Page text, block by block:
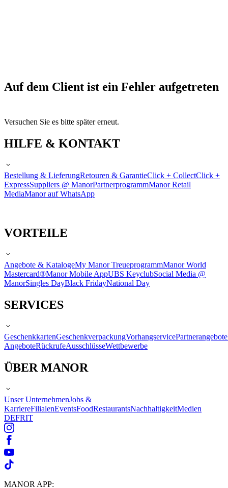
Auf dem Client ist ein Fehler aufgetreten
Versuchen Sie es bitte später erneut.
HILFE & KONTAKT
Bestellung & LieferungRetouren & GarantieClick + CollectClick +
ExpressSuppliers @ ManorPartnerprogrammManor Retail
MediaManor auf WhatsApp
VORTEILE
Angebote & KatalogeMy Manor TreueprogrammManor World
Mastercard®Manor Mobile AppUBS KeyclubSocial Media @
ManorSingles DayBlack FridayNational Day
SERVICES
GeschenkkartenGeschenkverpackungVorhangservicePartnerangebote
AngeboteRückrufeAusschlüsseWettbewerbe
ÜBER MANOR
Unser UnternehmenJobs &
KarriereFilialenEventsFoodRestaurantsNachhaltigkeitMedien
DEFRIT
MANOR APP: